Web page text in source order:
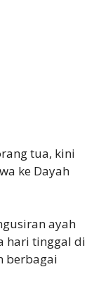
tua, kini
ke Dayah
ayah
hari tinggal di
berbagai